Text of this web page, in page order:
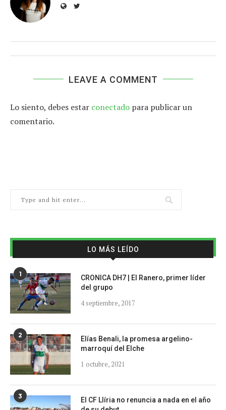
LEAVE A COMMENT
Lo siento, debes estar conectado para publicar un
comentario.
LO MÁS LEÍDO
1
CRONICA DH7 | El Ranero, primer líder
del grupo
4 septiembre, 2017
2
Elías Benali, la promesa argelino-
marroquí del Elche
1 octubre, 2021
3
El CF Llíria no renuncia a nada en el año